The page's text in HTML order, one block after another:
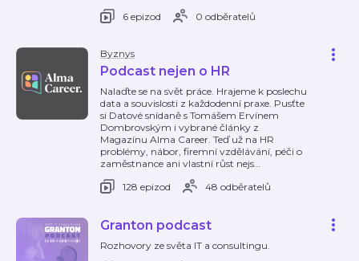
6 epizod
0 odběratelů
Byznys
Podcast nejen o HR
Nalaďte se na svět práce. Hrajeme k poslechu
data a souvislosti z každodenní praxe. Pusťte
si Datové snídaně s Tomášem Ervínem
Dombrovským i vybrané články z
Magazínu Alma Career. Teď už na HR
problémy, nábor, firemní vzdělávání, péči o
zaměstnance ani vlastní růst nejs…
128 epizod
48 odběratelů
Granton podcast
Rozhovory ze světa IT a consultingu.